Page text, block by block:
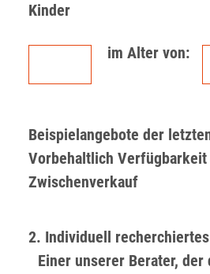
Kinder
im Alter von:
Beispielangebote der
Vorbehaltlich
Zwischenverkauf
2. Individuell
Einer unserer Berater, der